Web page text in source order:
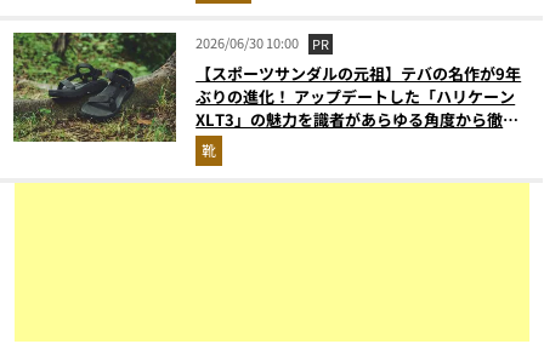
2026/06/30 10:00 PR
【スポーツサンダルの元祖】テバの名作が9年
ぶりの進化！ アップデートした「ハリケーン
XLT3」の魅力を識者があらゆる角度から徹底
解説！
靴